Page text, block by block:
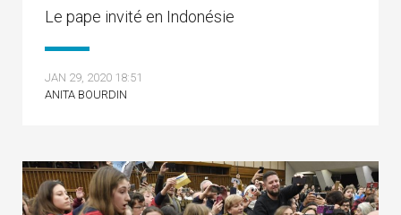
Le pape invité en Indonésie
JAN 29, 2020 18:51
ANITA BOURDIN